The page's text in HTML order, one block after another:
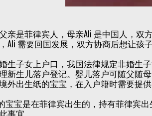
亲是菲律宾人，母亲Ali 是中国人，双
Ali 需要回国发展，双方协商后想让孩
生子女上户口，我国法律规定非婚生
新生儿落户登记。婴儿落户可随父随
外出生纸的宝宝，在入户籍时需要提
宝宝是在菲律宾出生的，持有菲律宾
事宜。